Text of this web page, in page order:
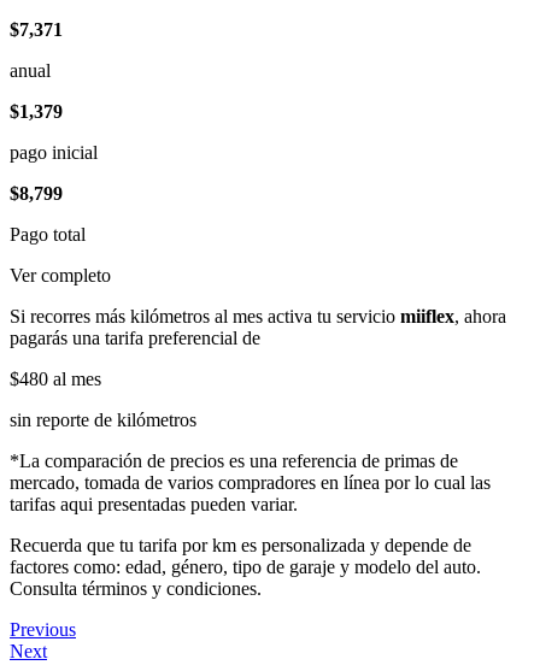
$7,371
anual
$1,379
pago inicial
$8,799
Pago total
Ver completo
Si recorres más kilómetros al mes activa tu servicio miiflex, ahora
pagarás una tarifa preferencial de
$480 al mes
sin reporte de kilómetros
*La comparación de precios es una referencia de primas de
mercado, tomada de varios compradores en línea por lo cual las
tarifas aqui presentadas pueden variar.
Recuerda que tu tarifa por km es personalizada y depende de
factores como: edad, género, tipo de garaje y modelo del auto.
Consulta términos y condiciones.
Previous
Next